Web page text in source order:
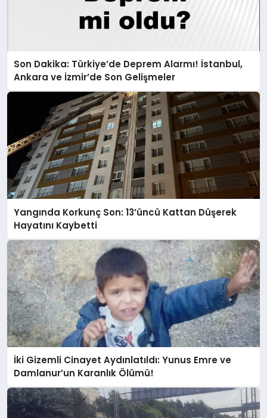
Son Dakika: Türkiye’de Deprem Alarmı! İstanbul,
Ankara ve İzmir’de Son Gelişmeler
Yangında Korkunç Son: 13’üncü Kattan Düşerek
Hayatını Kaybetti
İki Gizemli Cinayet Aydınlatıldı: Yunus Emre ve
Damlanur’un Karanlık Ölümü!